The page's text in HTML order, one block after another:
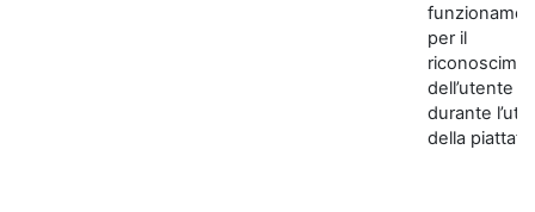
per il
dell’utente
durante
della